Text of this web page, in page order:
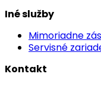
Iné služby
Mimoriadne
Servisné
Kontakt